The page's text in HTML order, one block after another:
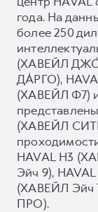
года. На
более 250
(ХАВЕЙЛ
ДА́РГО),
(ХАВЕЙЛ Ф7)
(ХАВЕЙЛ
HAVAL H3
Эйч 9),
(ХАВЕЙЛ Эйч
ПРО).